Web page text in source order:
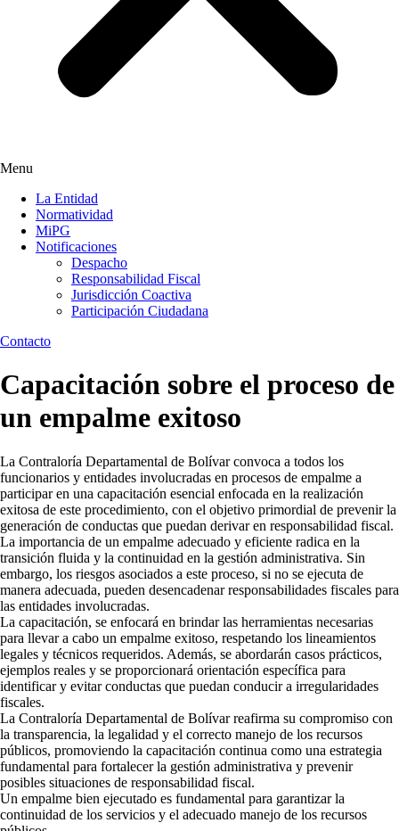
Menu
La Entidad
Normatividad
MiPG
Notificaciones
Despacho
Responsabilidad Fiscal
Jurisdicción Coactiva
Participación Ciudadana
Contacto
Capacitación sobre el proceso de
un empalme exitoso
La Contraloría Departamental de Bolívar convoca a todos los
funcionarios y entidades involucradas en procesos de empalme a
participar en una capacitación esencial enfocada en la realización
exitosa de este procedimiento, con el objetivo primordial de prevenir la
generación de conductas que puedan derivar en responsabilidad fiscal.
La importancia de un empalme adecuado y eficiente radica en la
transición fluida y la continuidad en la gestión administrativa. Sin
embargo, los riesgos asociados a este proceso, si no se ejecuta de
manera adecuada, pueden desencadenar responsabilidades fiscales para
las entidades involucradas.
La capacitación, se enfocará en brindar las herramientas necesarias
para llevar a cabo un empalme exitoso, respetando los lineamientos
legales y técnicos requeridos. Además, se abordarán casos prácticos,
ejemplos reales y se proporcionará orientación específica para
identificar y evitar conductas que puedan conducir a irregularidades
fiscales.
La Contraloría Departamental de Bolívar reafirma su compromiso con
la transparencia, la legalidad y el correcto manejo de los recursos
públicos, promoviendo la capacitación continua como una estrategia
fundamental para fortalecer la gestión administrativa y prevenir
posibles situaciones de responsabilidad fiscal.
Un empalme bien ejecutado es fundamental para garantizar la
continuidad de los servicios y el adecuado manejo de los recursos